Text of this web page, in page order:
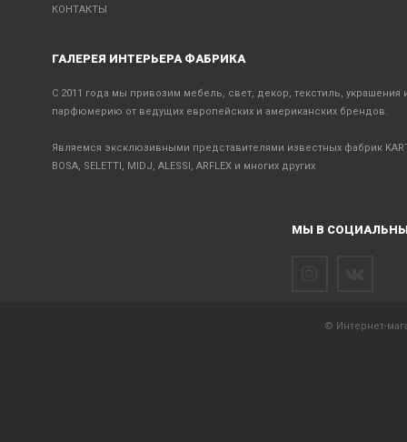
КОНТАКТЫ
ГАЛЕРЕЯ ИНТЕРЬЕРА ФАБРИКА
С 2011 года мы привозим мебель, свет, декор, текстиль, украшения
парфюмерию от ведущих европейских и американских брендов.
Являемся эксклюзивными представителями известных фабрик
BOSA, SELETTI, MIDJ, ALESSI, ARFLEX и многих других
МЫ В
© Интернет-